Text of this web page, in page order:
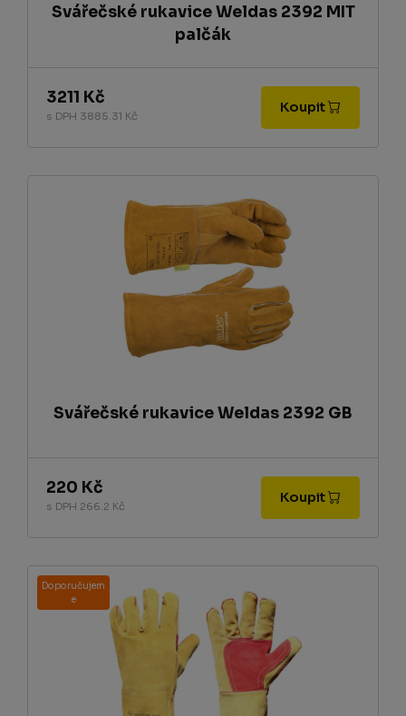
Svářečské rukavice Weldas 2392 MIT
palčák
3211 Kč
s DPH 3885.31 Kč
Koupit
Svářečské rukavice Weldas 2392 GB
220 Kč
s DPH 266.2 Kč
Koupit
Doporučujem
e